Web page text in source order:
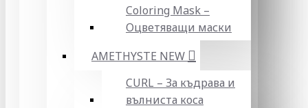
Coloring Mask –
Оцветяващи маски
AMETHYSTE NEW
CURL – За къдрава и
вълниста коса